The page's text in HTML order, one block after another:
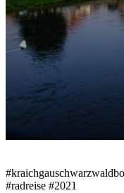
#radreise #2021